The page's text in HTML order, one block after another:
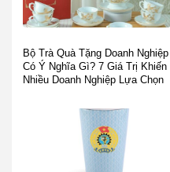
Bộ Trà Quà Tặng Doanh Nghiệp
Có Ý Nghĩa Gì? 7 Giá Trị Khiến
Nhiều Doanh Nghiệp Lựa Chọn